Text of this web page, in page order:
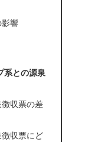
響
系との源泉
収票の差
収票にど